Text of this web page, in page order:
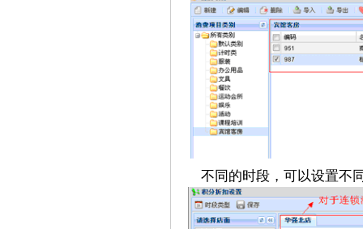
不同的时段，可以设置不